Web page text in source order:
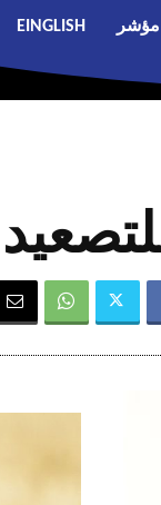
مؤشر EINGLISH